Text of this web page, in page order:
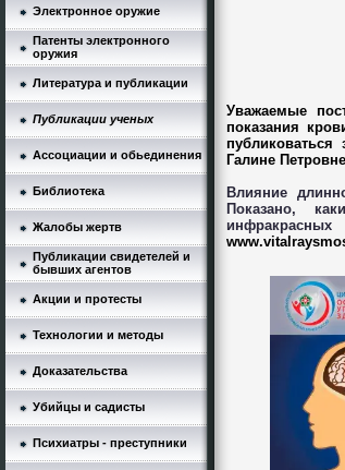
Электронное оружие
Патенты электронного
оружия
Литература и публикации
Публикации ученых
Ассоциации и обьединения
Библиотека
Жалобы жертв
Публикации свидетелей и
бывших агентов
Акции и протесты
Технологии и методы
Доказательства
Убийцы и садисты
Психиатры - преступники
Уважаемые
показания
Галине
Влияние
Показано,